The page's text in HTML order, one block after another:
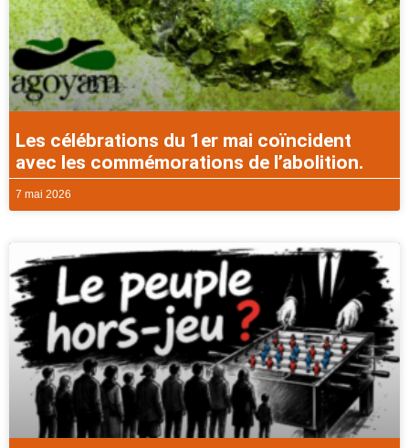
Les célébrations du 1er mai coïncident
avec les commémorations de l’abolition.
7 mai 2026